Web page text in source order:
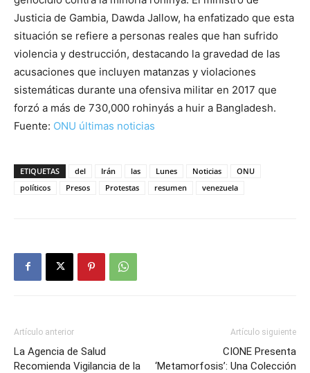
Justicia de Gambia, Dawda Jallow, ha enfatizado que esta
situación se refiere a personas reales que han sufrido
violencia y destrucción, destacando la gravedad de las
acusaciones que incluyen matanzas y violaciones
sistemáticas durante una ofensiva militar en 2017 que
forzó a más de 730,000 rohinyás a huir a Bangladesh.
Fuente: ONU últimas noticias
ETIQUETAS del Irán las Lunes Noticias
ONU
políticos
Presos Protestas resumen venezuela
Artículo anterior
La Agencia de Salud
Recomienda Vigilancia de la
Artículo siguiente
CIONE Presenta
‘Metamorfosis’: Una Colección